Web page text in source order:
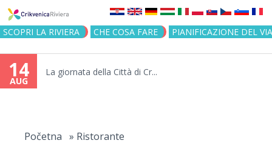
Jump to navigation
SCOPRI LA RIVIERA CHE COSA FARE PIANIFICAZIONE DEL
14
AUG
La giornata della Città di Cr...
Početna » Ristorante